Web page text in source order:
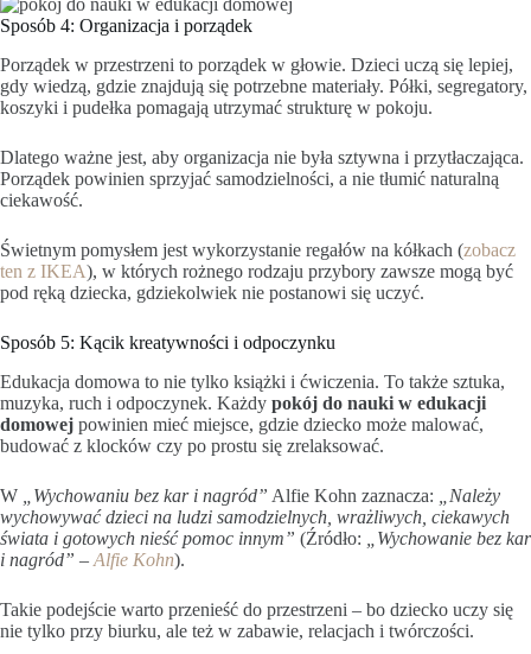
Sposób 4: Organizacja i porządek
Porządek w przestrzeni to porządek w głowie. Dzieci uczą się lepiej,
gdy wiedzą, gdzie znajdują się potrzebne materiały. Półki, segregatory,
koszyki i pudełka pomagają utrzymać strukturę w pokoju.
Dlatego ważne jest, aby organizacja nie była sztywna i przytłaczająca.
Porządek powinien sprzyjać samodzielności, a nie tłumić naturalną
ciekawość.
Świetnym pomysłem jest wykorzystanie regałów na kółkach (zobacz
ten z IKEA), w których rożnego rodzaju przybory zawsze mogą być
pod ręką dziecka, gdziekolwiek nie postanowi się uczyć.
Sposób 5: Kącik kreatywności i odpoczynku
Edukacja domowa to nie tylko książki i ćwiczenia. To także sztuka,
muzyka, ruch i odpoczynek. Każdy pokój do nauki w edukacji
domowej powinien mieć miejsce, gdzie dziecko może malować,
budować z klocków czy po prostu się zrelaksować.
W „Wychowaniu bez kar i nagród” Alfie Kohn zaznacza:
„Należy
wychowywać dzieci na ludzi samodzielnych, wrażliwych, ciekawych
świata i gotowych nieść pomoc innym” (Źródło:
„Wychowanie bez kar
i nagród” – Alfie Kohn).
Takie podejście warto przenieść do przestrzeni – bo dziecko uczy się
nie tylko przy biurku, ale też w zabawie, relacjach i twórczości.